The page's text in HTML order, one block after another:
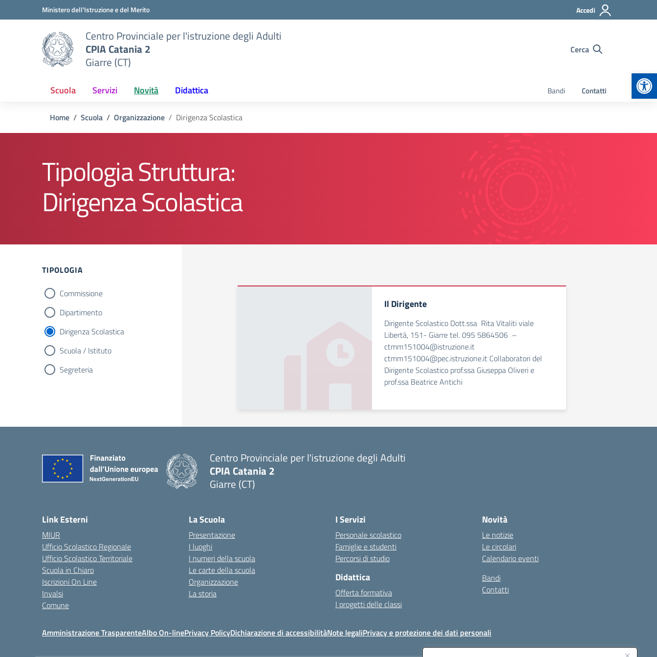
Vai ai contenuti
Vai al menu di navigazioneMinistero dell'Istruzione e del Merito Accedi
Centro Provinciale per l'istruzione degli Adulti
CPIA Catania 2
Giarre (CT)
Cerca
Scuola Servizi Novità Didattica Bandi Contatti
Home Scuola Organizzazione Dirigenza Scolastica
Tipologia Struttura:
Dirigenza Scolastica
TIPOLOGIA
Commissione
Dipartimento
Dirigenza Scolastica
Scuola / Istituto
Segreteria
Il Dirigente
Dirigente Scolastico Dott.ssa Rita Vitaliti viale
Libertà, 151- Giarre tel. 095 5864506 –
ctmm151004@istruzione.it
ctmm151004@pec.istruzione.it Collaboratori del
Dirigente Scolastico prof.ssa Giuseppa Oliveri e
prof.ssa Beatrice Antichi
Centro Provinciale per l'istruzione degli Adulti
CPIA Catania 2
Giarre (CT)
Link Esterni
MIUR
Ufficio Scolastico Regionale
Ufficio Scolastico Territoriale
Scuola in Chiaro
Iscrizioni On Line
Invalsi
Comune
La Scuola
Presentazione
I luoghi
I numeri della scuola
Le carte della scuola
Organizzazione
La storia
I Servizi
Personale scolastico
Famiglie e studenti
Percorsi di studio
Didattica
Offerta formativa
I progetti delle classi
Novità
Le notizie
Le circolari
Calendario eventi
Bandi
Contatti
Amministrazione TrasparenteAlbo On-linePrivacy PolicyDichiarazione di accessibilitàNote legaliPrivacy e protezione dei dati personali